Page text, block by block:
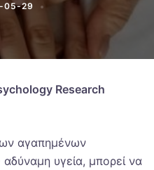
05-29
Research
αγαπημένων
υγεία, μπορεί να